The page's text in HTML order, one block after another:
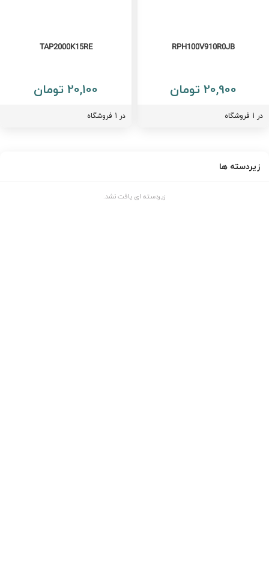
RPH100V910R0JB
20,900 تومان
TAP2000K15RE
20,100 تومان
زیردسته ها
زیردسته ای یافت نشد.